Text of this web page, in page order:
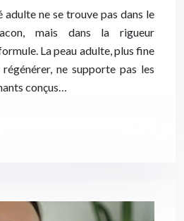
adulte ne se trouve pas dans le
mais dans la rigueur
La peau adulte, plus fine
ne supporte pas les
conçus…